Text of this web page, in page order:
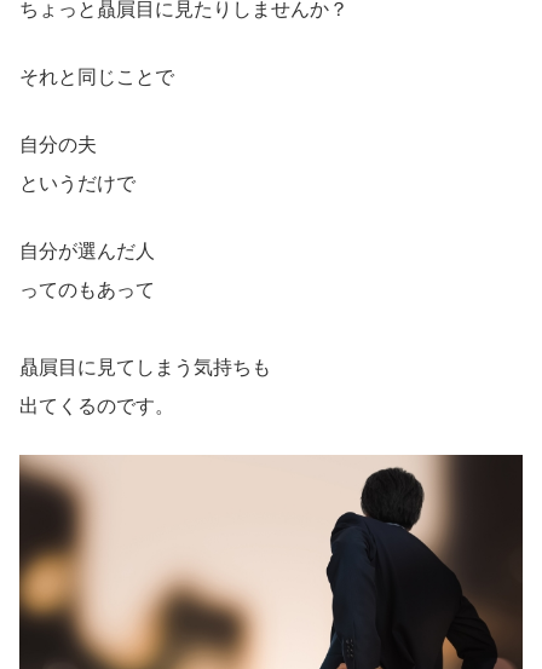
ちょっと贔屓目に見たりしませんか？
それと同じことで
自分の夫
というだけで
自分が選んだ人
ってのもあって
贔屓目に見てしまう気持ちも
出てくるのです。